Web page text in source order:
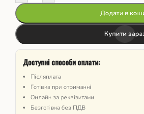
Додати в
Купити
Доступні способи оплати:
Післяплата
Готівка при отриманні
Онлайн за реквізитами
Безготівка без ПДВ